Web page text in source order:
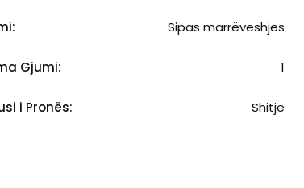
Sipas marrëveshjes
Gjumi: 1
i Pronës: Shitje